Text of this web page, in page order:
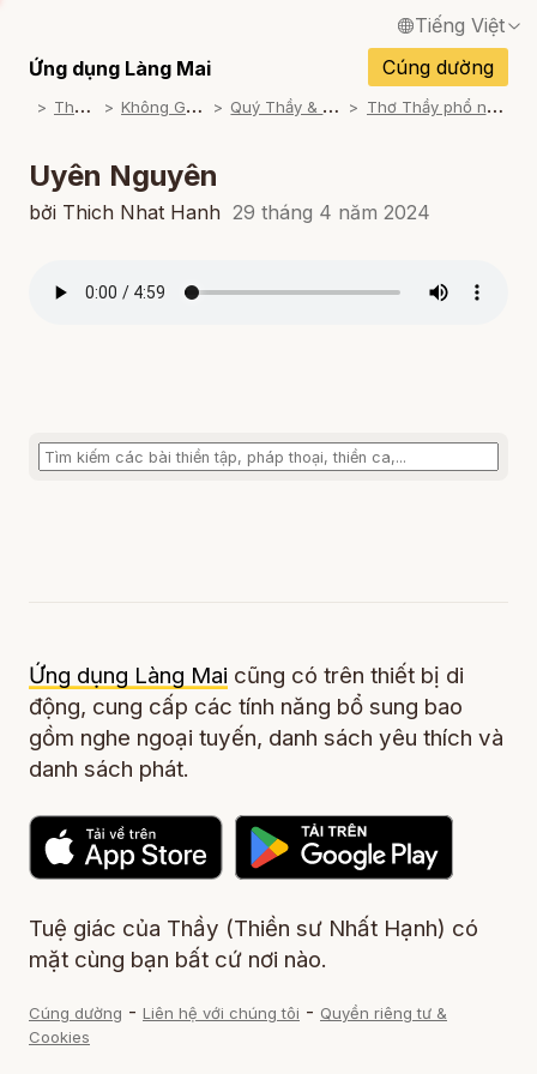
Tiếng Việt
English / Tiếng Anh
Français / Tiếng Pháp
Deutsch / Tiếng Đức
Português / Tiếng Bồ Đào Nha
Ứng dụng Làng Mai
Cúng dường
T
ham khảo K
hông Gian Thiền Ca Q
uý Thầy & Sư cô trình bày T
hơ Thầy phổ nhạc từ các Học trò
Uyên Nguyên
bởi Thich Nhat Hanh 29 tháng 4 năm 2024
Ứng dụng Làng Mai cũng có trên thiết bị di
động, cung cấp các tính năng bổ sung bao
gồm nghe ngoại tuyến, danh sách yêu thích và
danh sách phát.
Tuệ giác của Thầy (Thiền sư Nhất Hạnh) có
mặt cùng bạn bất cứ nơi nào.
Cúng dường - Liên hệ với chúng tôi - Quyền riêng tư &
Cookies